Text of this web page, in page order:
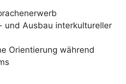
und Ausbau interkultureller
Orientierung während